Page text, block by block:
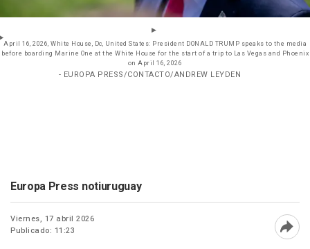
April 16, 2026, White House, Dc, United States: President DONALD TRUMP speaks to the media
before boarding Marine One at the White House for the start of a trip to Las Vegas and Phoenix
on April 16, 2026
- EUROPA PRESS/CONTACTO/ANDREW LEYDEN
Europa Press notiuruguay
Viernes, 17 abril 2026
Publicado: 11:23